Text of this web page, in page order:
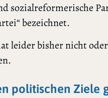
sozialreformerische
bezeichnet.
leider bisher nicht
politischen Ziele